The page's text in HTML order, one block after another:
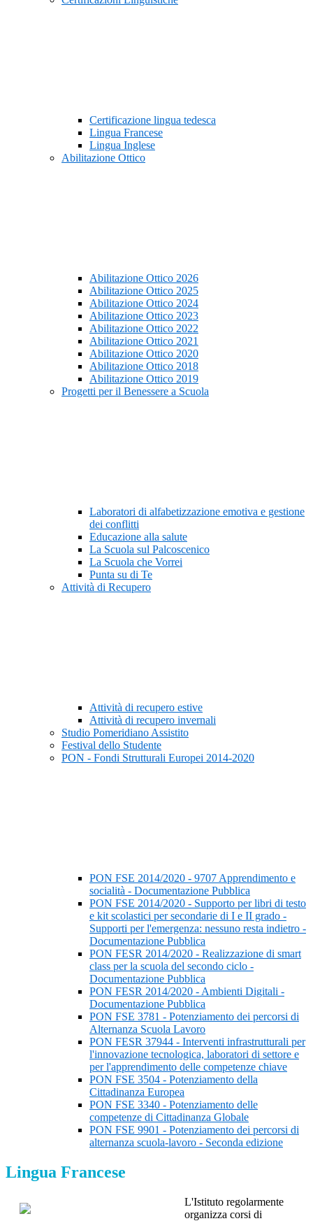
Certificazione lingua tedesca
Lingua Francese
Lingua Inglese
Abilitazione Ottico
Abilitazione Ottico 2026
Abilitazione Ottico 2025
Abilitazione Ottico 2024
Abilitazione Ottico 2023
Abilitazione Ottico 2022
Abilitazione Ottico 2021
Abilitazione Ottico 2020
Abilitazione Ottico 2018
Abilitazione Ottico 2019
Progetti per il Benessere a Scuola
Laboratori di alfabetizzazione emotiva e gestione
dei conflitti
Educazione alla salute
La Scuola sul Palcoscenico
La Scuola che Vorrei
Punta su di Te
Attività di Recupero
Attività di recupero estive
Attività di recupero invernali
Studio Pomeridiano Assistito
Festival dello Studente
PON - Fondi Strutturali Europei 2014-2020
PON FSE 2014/2020 - 9707 Apprendimento e
socialità - Documentazione Pubblica
PON FSE 2014/2020 - Supporto per libri di testo
e kit scolastici per secondarie di I e II grado -
Supporti per l'emergenza: nessuno resta indietro -
Documentazione Pubblica
PON FESR 2014/2020 - Realizzazione di smart
class per la scuola del secondo ciclo -
Documentazione Pubblica
PON FESR 2014/2020 - Ambienti Digitali -
Documentazione Pubblica
PON FSE 3781 - Potenziamento dei percorsi di
Alternanza Scuola Lavoro
PON FESR 37944 - Interventi infrastrutturali per
l'innovazione tecnologica, laboratori di settore e
per l'apprendimento delle competenze chiave
PON FSE 3504 - Potenziamento della
Cittadinanza Europea
PON FSE 3340 - Potenziamento delle
competenze di Cittadinanza Globale
PON FSE 9901 - Potenziamento dei percorsi di
alternanza scuola-lavoro - Seconda edizione
Lingua Francese
L'Istituto regolarmente
organizza corsi di